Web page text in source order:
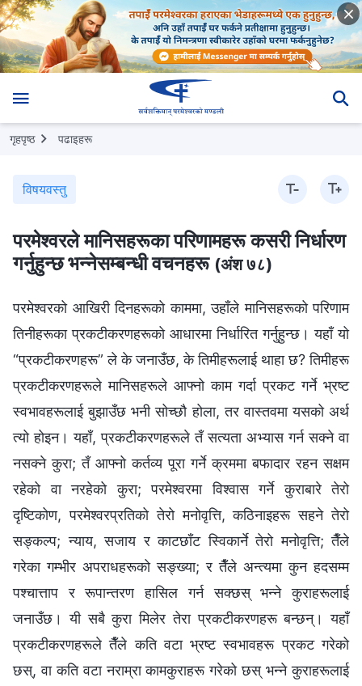
गृहपृष्ठ पढाइहरू
विषयवस्तु
परमेश्‍वरले मानिसहरूका परिणामहरू कसरी निर्धारण
गर्नुहुन्छ भन्‍नेसम्बन्धी वचनहरू (अंश ७८)
परमेश्‍वरको आखिरी दिनहरूको काममा, उहाँले मानिसहरूको परिणाम
तिनीहरूका प्रकटीकरणहरूको आधारमा निर्धारित गर्नुहुन्छ। यहाँ यो
“प्रकटीकरणहरू” ले के जनाउँछ, के तिमीहरूलाई थाहा छ? तिमीहरू
प्रकटीकरणहरूले मानिसहरूले आफ्‍नो काम गर्दा प्रकट गर्ने भ्रष्ट
स्वभावहरूलाई बुझाउँछ भनी सोच्छौ होला, तर वास्तवमा यसको अर्थ
त्यो होइन। यहाँ, प्रकटीकरणहरूले तँ सत्यता अभ्यास गर्न सक्‍ने वा
नसक्‍ने कुरा; तँ आफ्नो कर्तव्य पूरा गर्ने क्रममा बफादार रहन सक्षम
रहेको वा नरहेको कुरा; परमेश्‍वरमा विश्‍वास गर्ने कुराबारे तेरो
दृष्टिकोण, परमेश्‍वरप्रतिको तेरो मनोवृत्ति, कठिनाइहरू सहने तेरो
सङ्कल्प; न्याय, सजाय र काटछाँट स्विकार्ने तेरो मनोवृत्ति; तैँले
गरेका गम्भीर अपराधहरूको सङ्ख्या; र तैँले अन्त्यमा कुन हदसम्म
पश्‍चात्ताप र रूपान्तरण हासिल गर्न सक्छस् भन्‍ने कुराहरूलाई
जनाउँछ। यी सबै कुरा मिलेर तेरा प्रकटीकरणहरू बन्छन्। यहाँ
प्रकटीकरणहरूले तैँले कति वटा भ्रष्ट स्वभावहरू प्रकट गरेको
छस्, वा कति वटा नराम्रा कामकुराहरू गरेको छस् भन्‍ने कुराहरूलाई